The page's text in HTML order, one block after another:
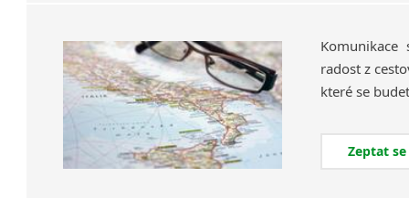
radost z
Zeptat